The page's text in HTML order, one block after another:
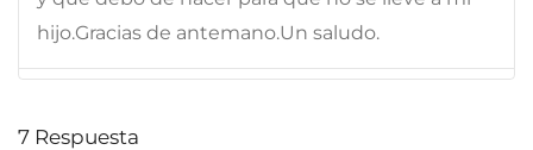
hijo.Gracias de antemano.Un saludo.
7 Respuesta